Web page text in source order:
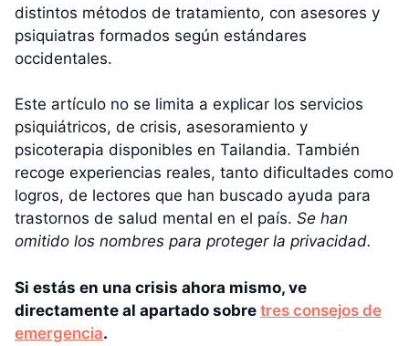
distintos métodos de tratamiento, con asesores y
psiquiatras formados según estándares
occidentales.
Este artículo no se limita a explicar los servicios
psiquiátricos, de crisis, asesoramiento y
psicoterapia disponibles en Tailandia. También
recoge experiencias reales, tanto dificultades como
logros, de lectores que han buscado ayuda para
trastornos de salud mental en el país. Se han
omitido los nombres para proteger la privacidad.
Si estás en una crisis ahora mismo, ve
directamente al apartado sobre tres consejos de
emergencia.